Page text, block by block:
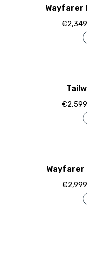
Wayfarer
€
€
Wayfarer
€